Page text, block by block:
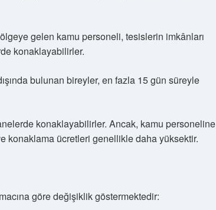
gelen kamu personeli, tesislerin imkânları
konaklayabilirler.
bulunan bireyler, en fazla 15 gün süreyle
konaklayabilirler. Ancak, kamu personeline
konaklama ücretleri genellikle daha yüksektir.
göre değişiklik göstermektedir: